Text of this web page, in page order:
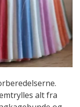
alt fra